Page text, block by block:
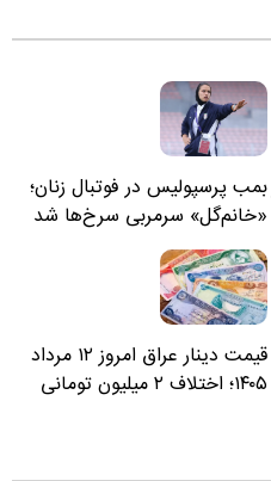
بمب پرسپولیس در فوتبال زنان؛
«خانم‌گل» سرمربی سرخ‌ها شد
قیمت دینار عراق امروز ۱۲ مرداد
۱۴۰۵؛ اختلاف ۲ میلیون تومانی